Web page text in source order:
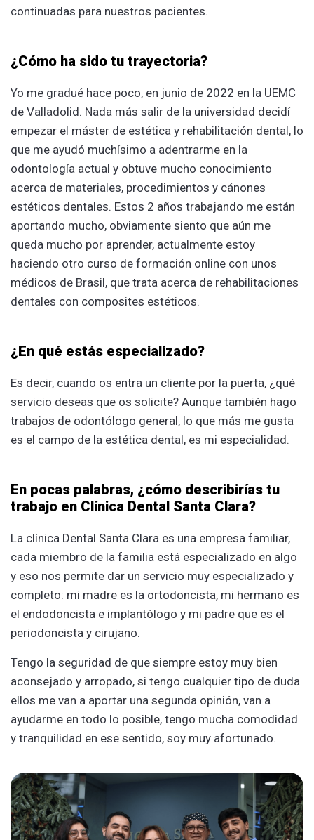
continuadas para nuestros pacientes.
¿Cómo ha sido tu trayectoria?
Yo me gradué hace poco, en junio de 2022 en la UEMC
de Valladolid. Nada más salir de la universidad decidí
empezar el máster de estética y rehabilitación dental, lo
que me ayudó muchísimo a adentrarme en la
odontología actual y obtuve mucho conocimiento
acerca de materiales, procedimientos y cánones
estéticos dentales. Estos 2 años trabajando me están
aportando mucho, obviamente siento que aún me
queda mucho por aprender, actualmente estoy
haciendo otro curso de formación online con unos
médicos de Brasil, que trata acerca de rehabilitaciones
dentales con composites estéticos.
¿En qué estás especializado?
Es decir, cuando os entra un cliente por la puerta, ¿qué
servicio deseas que os solicite? Aunque también hago
trabajos de odontólogo general, lo que más me gusta
es el campo de la estética dental, es mi especialidad.
En pocas palabras, ¿cómo describirías tu
trabajo en Clínica Dental Santa Clara?
La clínica Dental Santa Clara es una empresa familiar,
cada miembro de la familia está especializado en algo
y eso nos permite dar un servicio muy especializado y
completo: mi madre es la ortodoncista, mi hermano es
el endodoncista e implantólogo y mi padre que es el
periodoncista y cirujano.
Tengo la seguridad de que siempre estoy muy bien
aconsejado y arropado, si tengo cualquier tipo de duda
ellos me van a aportar una segunda opinión, van a
ayudarme en todo lo posible, tengo mucha comodidad
y tranquilidad en ese sentido, soy muy afortunado.